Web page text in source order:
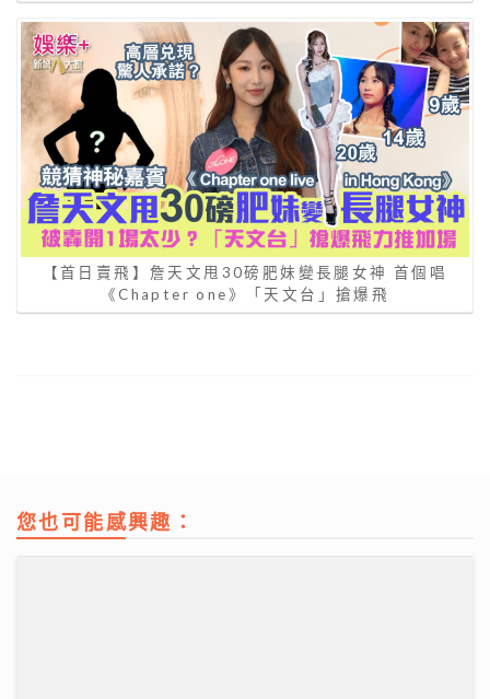
【首日賣飛】詹天文甩30磅肥妹變長腿女神 首個唱
《Chapter one》「天文台」搶爆飛
您也可能感興趣：